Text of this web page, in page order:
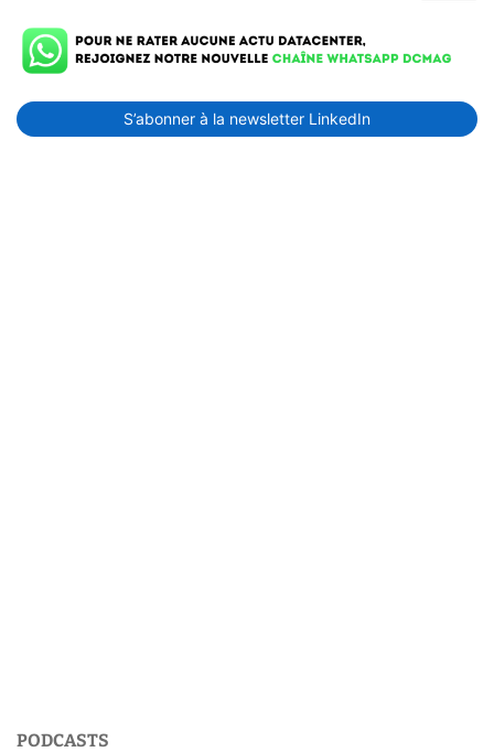
S’abonner à la newsletter LinkedIn
PODCASTS